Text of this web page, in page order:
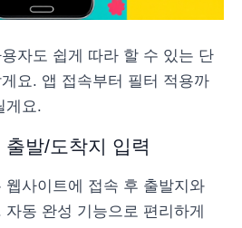
자도 쉽게 따라 할 수 있는 단
요. 앱 접속부터 필터 적용까
게요.
발/도착지 입력
웹사이트에 접속 후 출발지와
자동 완성 기능으로 편리하게